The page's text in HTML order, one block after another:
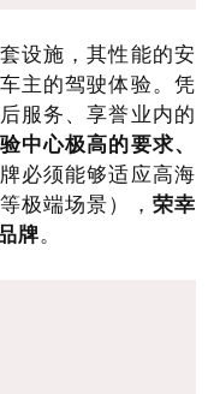
设施，其性能的安
主的驾驶体验。凭
服务、享誉业内的
中心极高的要求、
必须能够适应高海
极端场景）， 荣幸
牌。